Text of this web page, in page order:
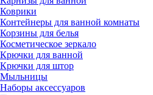
Коврики
Контейнеры для ванной комнаты
Корзины для белья
Косметическое зеркало
Крючки для ванной
Крючки для штор
Мыльницы
Наборы аксессуаров